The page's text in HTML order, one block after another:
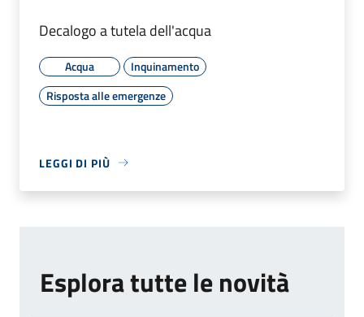
Decalogo a tutela dell'acqua
Acqua
Inquinamento
Risposta alle emergenze
LEGGI DI PIÙ
Esplora tutte le novità